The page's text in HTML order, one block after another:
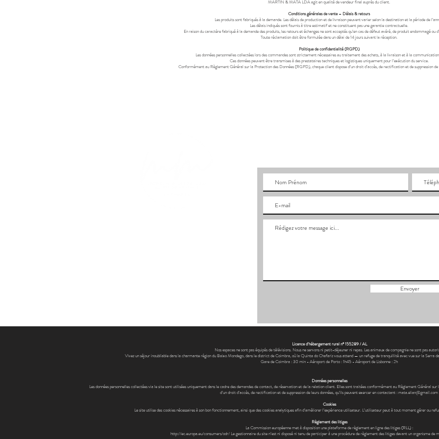
MARTIN & MATA LDA agit en qualité de vendeur final auprès du client.
Conditions générales de vente – Délais & retours
Les produits sont fabriqués à la demande. Les délais de production et de livraison peuvent varier selon la destination et la période de
Les délais indiqués sont fournis à titre estimatif et ne constituent pas une garantie contractuelle.
En raison du caractère fabriqué à la demande des produits, les retours et échanges ne sont acceptés qu’en cas de défaut avéré, de produit endommagé ou
Toute réclamation doit être formulée dans un délai de 14 jours suivant la réception.
Politique de confidentialité (RGPD)
Les données personnelles collectées lors des commandes sont strictement nécessaires au traitement des achats, à la livraison et à la
Ces données peuvent être transmises à des prestataires techniques et logistiques uniquement pour l’exécution du service.
Conformément au Règlement Général sur la Protection des Données (RGPD), chaque client dispose d’un droit d’accès, de rectification et de suppression de
Envoyer
Licence d’hébergement rural n° 155289 / AL
Nos espaces ne sont pas équipés de télévisions. Nous ne servons ni petit-déjeuner ni repas. Les animaux de compagnie ne sont pas
Vivez un séjour inoubliable dans la charmante région du Baixo Mondego, dans le district de Coimbra, où la Quinta do Chafariz vous attend — un refuge de tranquillité avec vue sur la Serra
Gare de Coimbra : 30 min - Aéroport de Porto : 1h45 - Aéroport de Lisbonne : 2h
Données personnelles
Les données personnelles collectées via le site sont utilisées uniquement dans le cadre des demandes de contact, de réservation et de la relation client. Elles sont traitées conformément au Règlement Général
d’un droit d’accès, de rectification et de suppression de leurs données, qu’ils peuvent exercer en contactant :mata.elian@gmail.com
Cookies
Le site utilise des cookies nécessaires à son bon fonctionnement, ainsi que des cookies analytiques afin d’améliorer l’expérience utilisateur. L’utilisateur peut à tout moment gérer ou
Règlement des litiges
La Commission européenne met à disposition une plateforme de règlement en ligne des litiges (RLL) :
http://ec.europa.eu/consumers/odr/ Le gestionnaire du site n’est ni disposé ni tenu de participer à une procédure de règlement des litiges devant un organisme de